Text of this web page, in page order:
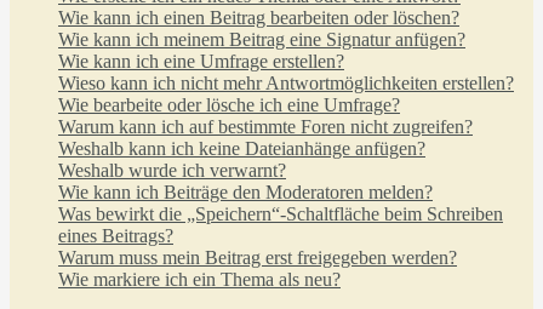
Wie kann ich einen Beitrag bearbeiten oder löschen?
Wie kann ich meinem Beitrag eine Signatur anfügen?
Wie kann ich eine Umfrage erstellen?
Wieso kann ich nicht mehr Antwortmöglichkeiten erstellen?
Wie bearbeite oder lösche ich eine Umfrage?
Warum kann ich auf bestimmte Foren nicht zugreifen?
Weshalb kann ich keine Dateianhänge anfügen?
Weshalb wurde ich verwarnt?
Wie kann ich Beiträge den Moderatoren melden?
Was bewirkt die „Speichern“-Schaltfläche beim Schreiben
eines Beitrags?
Warum muss mein Beitrag erst freigegeben werden?
Wie markiere ich ein Thema als neu?